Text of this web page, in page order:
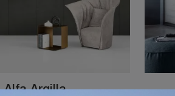
Alfa Argilla